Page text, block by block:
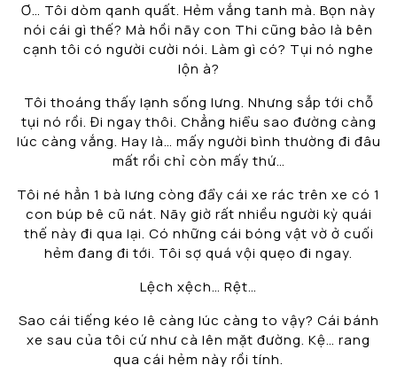
Ơ… Tôi dòm qanh quất. Hẻm vắng tanh mà. Bọn này
nói cái gì thế? Mà hồi nãy con Thi cũng bảo là bên
cạnh tôi có người cười nói. Làm gì có? Tụi nó nghe
lộn à?
Tôi thoáng thấy lạnh sống lưng. Nhưng sắp tới chỗ
tụi nó rồi. Đi ngay thôi. Chẳng hiểu sao đường càng
lúc càng vắng. Hay là… mấy người bình thường đi đâu
mất rồi chỉ còn mấy thứ…
Tôi né hẳn 1 bà lưng còng đẩy cái xe rác trên xe có 1
con búp bê cũ nát. Nãy giờ rất nhiều người kỳ quái
thế này đi qua lại. Có những cái bóng vật vờ ở cuối
hẻm đang đi tới. Tôi sợ quá vội quẹo đi ngay.
Lệch xệch… Rệt…
Sao cái tiếng kéo lê càng lúc càng to vậy? Cái bánh
xe sau của tôi cứ như cà lên mặt đường. Kệ… rang
qua cái hẻm này rồi tính.